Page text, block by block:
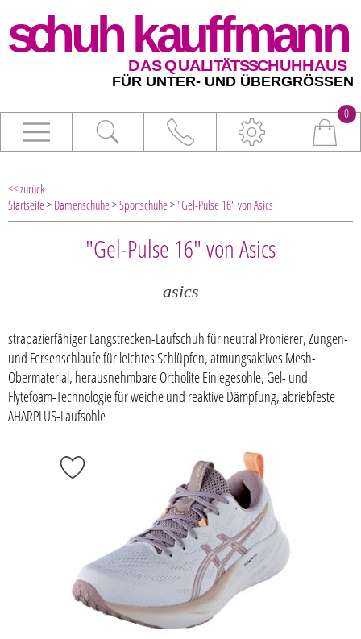
0
<< zurück
Startseite> Damenschuhe>Sportschuhe> "Gel-Pulse 16" von Asics
"Gel-Pulse 16" von Asics
asics
strapazierfähiger Langstrecken-Laufschuh für neutral Pronierer, Zungen-
und Fersenschlaufe für leichtes Schlüpfen, atmungsaktives Mesh-
Obermaterial, herausnehmbare Ortholite Einlegesohle, Gel- und
Flytefoam-Technologie für weiche und reaktive Dämpfung, abriebfeste
AHARPLUS-Laufsohle